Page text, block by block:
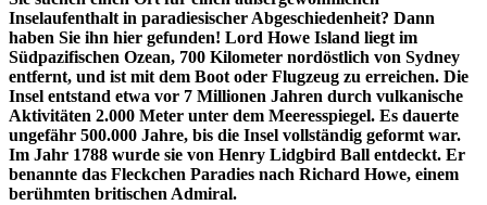
Inselaufenthalt in paradiesischer Abgeschiedenheit? Dann
haben Sie ihn hier gefunden! Lord Howe Island liegt im
Südpazifischen Ozean, 700 Kilometer nordöstlich von Sydney
entfernt, und ist mit dem Boot oder Flugzeug zu erreichen. Die
Insel entstand etwa vor 7 Millionen Jahren durch vulkanische
Aktivitäten 2.000 Meter unter dem Meeresspiegel. Es dauerte
ungefähr 500.000 Jahre, bis die Insel vollständig geformt war.
Im Jahr 1788 wurde sie von Henry Lidgbird Ball entdeckt. Er
benannte das Fleckchen Paradies nach Richard Howe, einem
berühmten britischen Admiral.